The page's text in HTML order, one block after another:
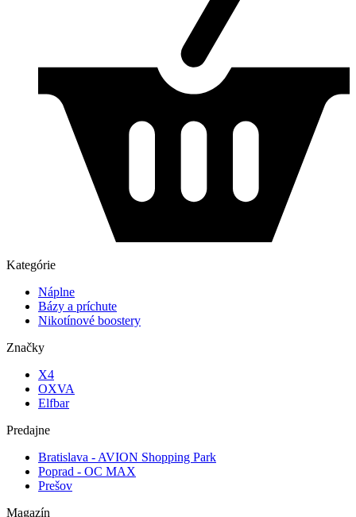
Kategórie
Náplne
Bázy a príchute
Nikotínové boostery
Značky
X4
OXVA
Elfbar
Predajne
Bratislava - AVION Shopping Park
Poprad - OC MAX
Prešov
Magazín